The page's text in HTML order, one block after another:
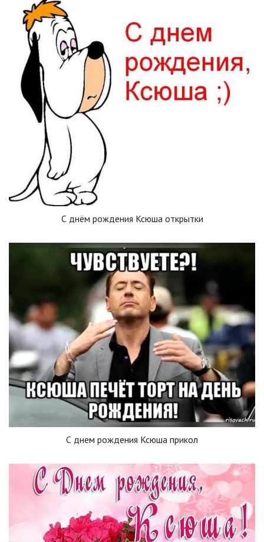
С днём рождения Ксюша открытки
С днем рождения Ксюша прикол